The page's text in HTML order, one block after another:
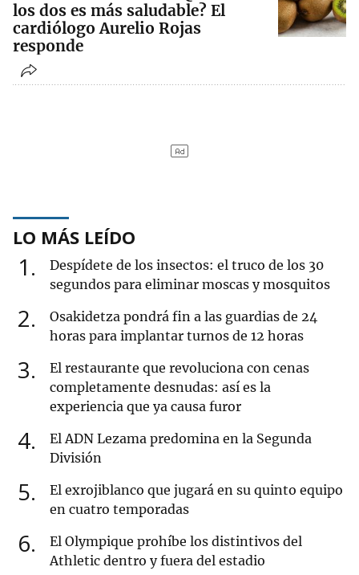
los dos es más saludable? El
cardiólogo Aurelio Rojas
responde
LO MÁS LEÍDO
1
Despídete de los insectos: el truco de los 30
segundos para eliminar moscas y mosquitos
2
Osakidetza pondrá fin a las guardias de 24
horas para implantar turnos de 12 horas
3
El restaurante que revoluciona con cenas
completamente desnudas: así es la
experiencia que ya causa furor
4
El ADN Lezama predomina en la Segunda
División
5
El exrojiblanco que jugará en su quinto equipo
en cuatro temporadas
6
El Olympique prohíbe los distintivos del
Athletic dentro y fuera del estadio